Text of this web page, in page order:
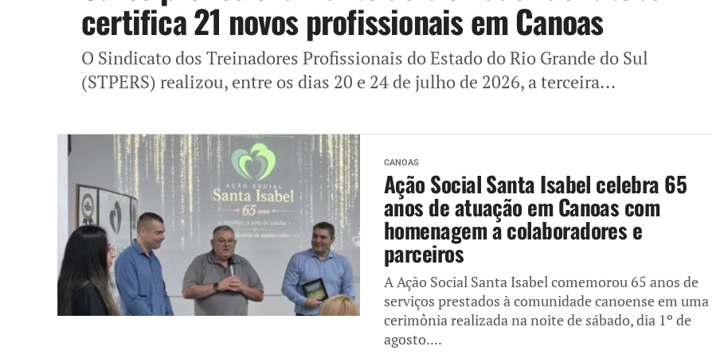
certifica 21 novos profissionais em Canoas
O Sindicato dos Treinadores Profissionais do Estado do Rio Grande do Sul
(STPERS) realizou, entre os dias 20 e 24 de julho de 2026, a terceira...
CANOAS
Ação Social Santa Isabel celebra 65
anos de atuação em Canoas com
homenagem a colaboradores e
parceiros
A Ação Social Santa Isabel comemorou 65 anos de
serviços prestados à comunidade canoense em uma
cerimônia realizada na noite de sábado, dia 1º de
agosto....